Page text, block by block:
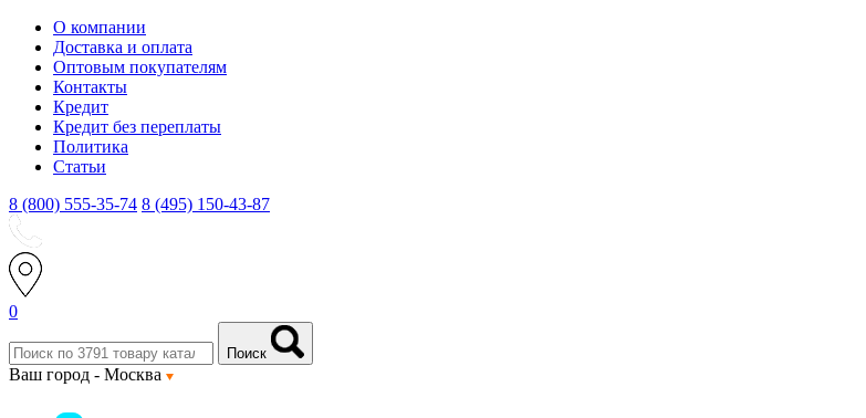
О компании
Доставка и оплата
Оптовым покупателям
Контакты
Кредит
Кредит без переплаты
Политика
Статьи
8 (800) 555-35-74 8 (495) 150-43-87
0
Поиск
Ваш город - Москва